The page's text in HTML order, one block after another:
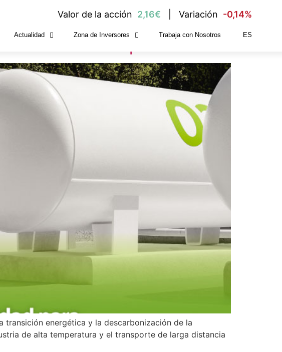
Valor de la acción 2,16€ Variación -0,14%
Actualidad Zona de Inversores Trabaja con Nosotros ES
industria a España
energética y la descarbonización de la
de alta temperatura y el transporte de larga distancia